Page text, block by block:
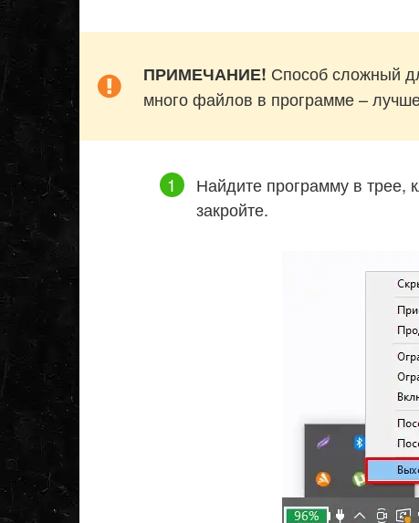
ПРИМЕЧАНИЕ! Способ сложный
много файлов в программе –
Найдите программу в трее,
закройте.